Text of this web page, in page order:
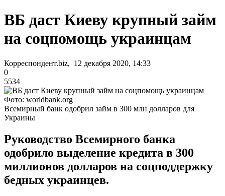
ВБ даст Киеву крупный займ
на соцпомощь украинцам
Корреспондент.biz, 12 декабря 2020, 14:33
0
5534
Фото: worldbank.org
Всемирный банк одобрил займ в 300 млн долларов для
Украины
Руководство Всемирного банка
одобрило выделение кредита в 300
миллионов долларов на соцподдержку
бедных украинцев.